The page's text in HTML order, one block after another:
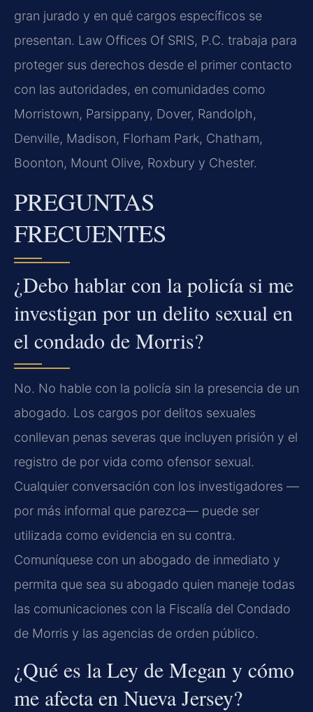
gran jurado y en qué cargos específicos se
presentan. Law Offices Of SRIS, P.C. trabaja para
proteger sus derechos desde el primer contacto
con las autoridades, en comunidades como
Morristown, Parsippany, Dover, Randolph,
Denville, Madison, Florham Park, Chatham,
Boonton, Mount Olive, Roxbury y Chester.
PREGUNTAS
FRECUENTES
¿Debo hablar con la policía si me
investigan por un delito sexual en
el condado de Morris?
No. No hable con la policía sin la presencia de un
abogado. Los cargos por delitos sexuales
conllevan penas severas que incluyen prisión y el
registro de por vida como ofensor sexual.
Cualquier conversación con los investigadores —
por más informal que parezca— puede ser
utilizada como evidencia en su contra.
Comuníquese con un abogado de inmediato y
permita que sea su abogado quien maneje todas
las comunicaciones con la Fiscalía del Condado
de Morris y las agencias de orden público.
¿Qué es la Ley de Megan y cómo
me afecta en Nueva Jersey?